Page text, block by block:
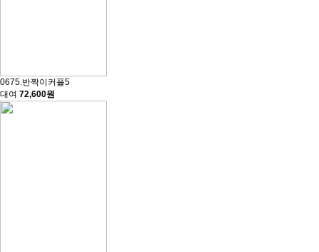
0675.반짝이커플5
대여 72,600원